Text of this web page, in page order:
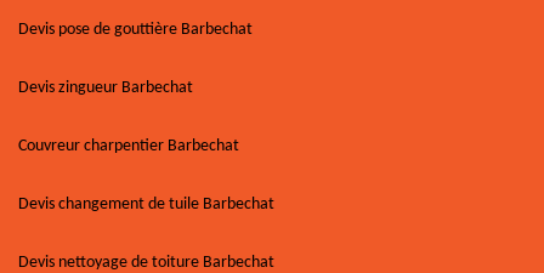
Devis pose de gouttière Barbechat
Devis zingueur Barbechat
Couvreur charpentier Barbechat
Devis changement de tuile Barbechat
Devis nettoyage de toiture Barbechat